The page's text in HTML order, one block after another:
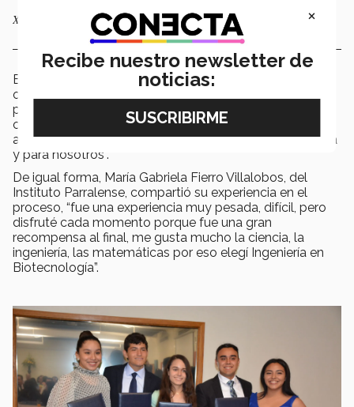
Ximena Cedillo Torres tiene el apoyo total de sus padres
El papá de Ximena expresó con orgullo que esta es una
oportunidad que su hija merece “estoy muy contento
porque ella siempre ha querido tener una educación de
calidad, desgraciadamente, a veces, no se puede tener
acceso y esta fue una muy buena oportunidad para ella
y para nosotros”.
De igual forma, María Gabriela Fierro Villalobos, del
Instituto Parralense, compartió su experiencia en el
proceso, “fue una experiencia muy pesada, difícil, pero
disfruté cada momento porque fue una gran
recompensa al final, me gusta mucho la ciencia, la
ingeniería, las matemáticas por eso elegí Ingeniería en
Biotecnología”.
×
Recibe nuestro newsletter de
noticias: